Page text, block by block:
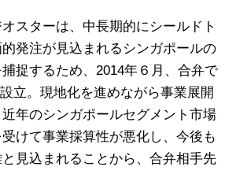
スターは、中長期的にシールドト
発注が見込まれるシンガポールの
捉するため、2014年６月、合弁で
立。現地化を進めながら事業展開
年のシンガポールセグメント市場
けて事業採算性が悪化し、今後も
見込まれることから、合弁相手先